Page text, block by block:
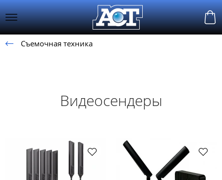
Съемочная техника
Видеосендеры